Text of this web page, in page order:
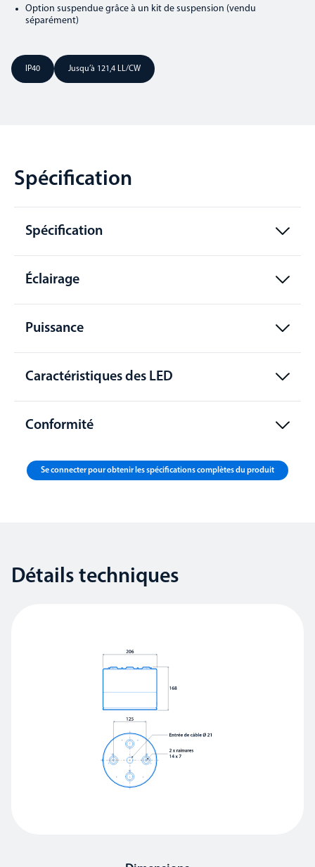
Option suspendue grâce à un kit de suspension (vendu
séparément)
IP40 Jusqu’à 121,4 LL/CW
Spécification
Spécification
Éclairage
Puissance
Caractéristiques des LED
Conformité
Se connecter pour obtenir les spécifications complètes du produit
Détails techniques